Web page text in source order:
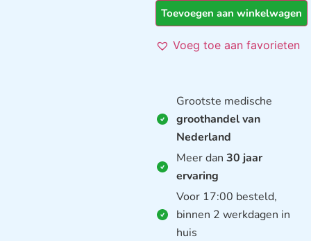
Toevoegen aan winkelwagen
Voeg toe aan favorieten
Grootste medische
groothandel van
Nederland
Meer dan 30 jaar
ervaring
Voor 17:00 besteld,
binnen 2 werkdagen in
huis